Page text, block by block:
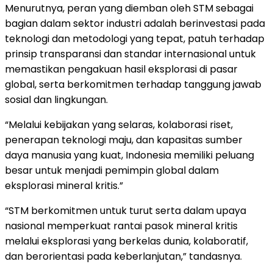
Menurutnya, peran yang diemban oleh STM sebagai
bagian dalam sektor industri adalah berinvestasi pada
teknologi dan metodologi yang tepat, patuh terhadap
prinsip transparansi dan standar internasional untuk
memastikan pengakuan hasil eksplorasi di pasar
global, serta berkomitmen terhadap tanggung jawab
sosial dan lingkungan.
“Melalui kebijakan yang selaras, kolaborasi riset,
penerapan teknologi maju, dan kapasitas sumber
daya manusia yang kuat, Indonesia memiliki peluang
besar untuk menjadi pemimpin global dalam
eksplorasi mineral kritis.”
“STM berkomitmen untuk turut serta dalam upaya
nasional memperkuat rantai pasok mineral kritis
melalui eksplorasi yang berkelas dunia, kolaboratif,
dan berorientasi pada keberlanjutan,” tandasnya.